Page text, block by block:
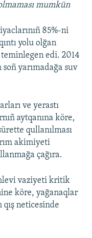
mumkün
85%-ni
yolu olğan
teminlegen edi. 2014
soñ yarımadağa suv
ve yerastı
aytqanına köre,
qullanılması
akimiyeti
çağıra.
vaziyeti kritik
köre, yağanaqlar
qış neticesinde